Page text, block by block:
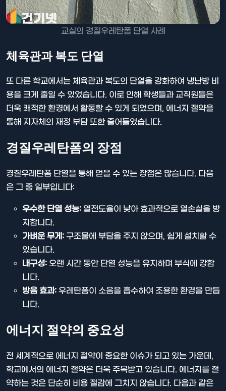
교실의 경질우레탄폼 단열 사례
체육관과 복도 단열
또 다른 학교에서는 체육관과 복도의 단열을 강화하여 냉난방 비
용을 크게 줄일 수 있었습니다. 이로 인해 학생들과 교직원들은
더욱 쾌적한 환경에서 활동할 수 있게 되었으며, 에너지 절약을
통해 지자체의 재정 부담 또한 줄어들었습니다.
경질우레탄폼의 장점
경질우레탄폼 단열을 통해 얻을 수 있는 장점은 많습니다. 다음
은 그 중 일부입니다:
우수한 단열 성능: 열전도율이 낮아 효과적으로 열손실을 방
지합니다.
가벼운 무게: 구조물에 부담을 주지 않으며, 쉽게 설치할 수
있습니다.
내구성: 오랜 시간 동안 단열 성능을 유지하며 부식에 강합
니다.
방음 효과: 우레탄폼이 소음을 흡수하여 조용한 환경을 만듭
니다.
에너지 절약의 중요성
전 세계적으로 에너지 절약이 중요한 이슈가 되고 있는 가운데,
학교에서의 에너지 절약은 더욱 주목받고 있습니다. 에너지를 절
약하는 것은 단순히 비용 절감에 그치지 않습니다. 다음과 같은